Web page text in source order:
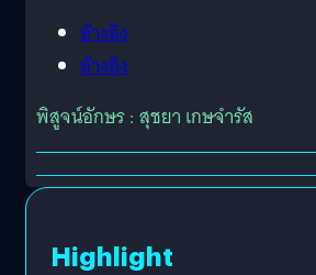
อ้างอิง
อ้างอิง
พิสูจน์อักษร : สุชยา เกษจำรัส
Highlight